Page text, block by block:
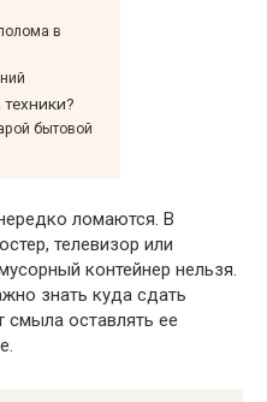
в
бытовой
ломаются. В
телевизор или
контейнер нельзя.
знать куда сдать
смыла оставлять ее